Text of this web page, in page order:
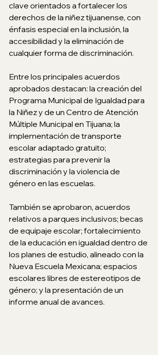
clave orientados a fortalecer los
derechos de la niñez tijuanense, con
énfasis especial en la inclusión, la
accesibilidad y la eliminación de
cualquier forma de discriminación.
Entre los principales acuerdos
aprobados destacan: la creación del
Programa Municipal de Igualdad para
la Niñez y de un Centro de Atención
Múltiple Municipal en Tijuana; la
implementación de transporte
escolar adaptado gratuito;
estrategias para prevenir la
discriminación y la violencia de
género en las escuelas.
También se aprobaron, acuerdos
relativos a parques inclusivos; becas
de equipaje escolar; fortalecimiento
de la educación en igualdad dentro de
los planes de estudio, alineado con la
Nueva Escuela Mexicana; espacios
escolares libres de estereotipos de
género; y la presentación de un
informe anual de avances.